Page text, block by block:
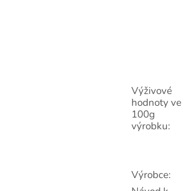
Výživové
hodnoty ve
100g
výrobku:
Výrobce: